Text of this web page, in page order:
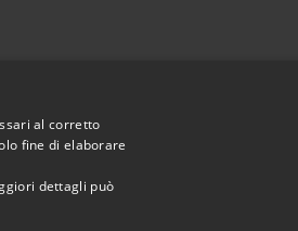
al corretto
fine di elaborare
dettagli può